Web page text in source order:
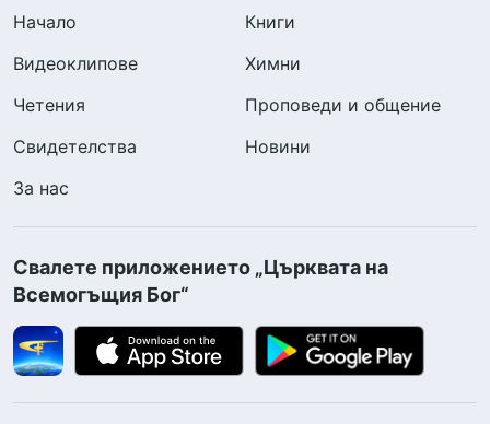
Начало
Книги
Видеоклипове
Химни
Четения
Проповеди и общение
Свидетелства
Новини
За нас
Свалете приложението „Църквата на
Всемогъщия Бог“